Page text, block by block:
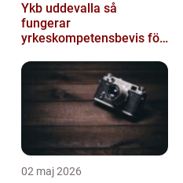
Ykb uddevalla så
fungerar
yrkeskompetensbevis för
02 maj 2026